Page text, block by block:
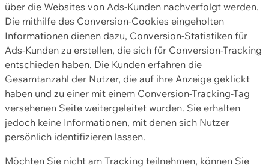
über die Websites von Ads-Kunden nachverfolgt werden.
Die mithilfe des Conversion-Cookies eingeholten
Informationen dienen dazu, Conversion-Statistiken für
Ads-Kunden zu erstellen, die sich für Conversion-Tracking
entschieden haben. Die Kunden erfahren die
Gesamtanzahl der Nutzer, die auf ihre Anzeige geklickt
haben und zu einer mit einem Conversion-Tracking-Tag
versehenen Seite weitergeleitet wurden. Sie erhalten
jedoch keine Informationen, mit denen sich Nutzer
persönlich identifizieren lassen.
Möchten Sie nicht am Tracking teilnehmen, können Sie